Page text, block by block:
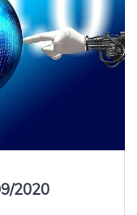
2020